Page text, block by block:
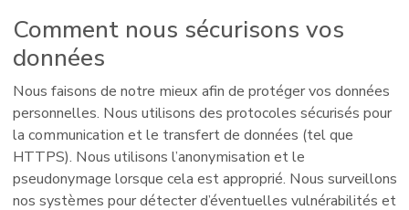
Comment nous sécurisons vos
données
Nous faisons de notre mieux afin de protéger vos données
personnelles. Nous utilisons des protocoles sécurisés pour
la communication et le transfert de données (tel que
HTTPS). Nous utilisons l’anonymisation et le
pseudonymage lorsque cela est approprié. Nous surveillons
nos systèmes pour détecter d’éventuelles vulnérabilités et